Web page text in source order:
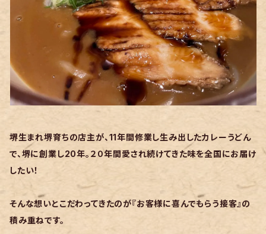
堺生まれ堺育ちの店主が、11年間修業し生み出したカレーうどん
で、堺に創業し20年。２０年間愛され続けてきた味を全国にお届け
したい！
そんな想いとこだわってきたのが『お客様に喜んでもらう接客』の
積み重ねです。